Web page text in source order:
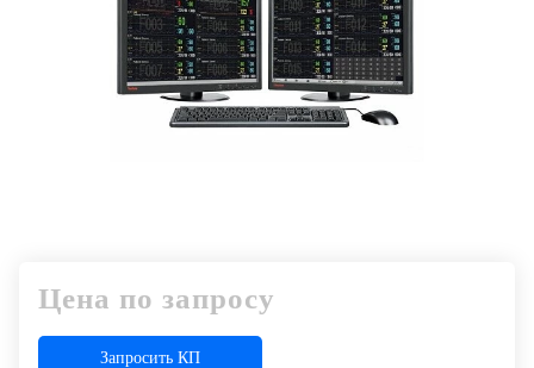
Цена по запросу
Запросить КП